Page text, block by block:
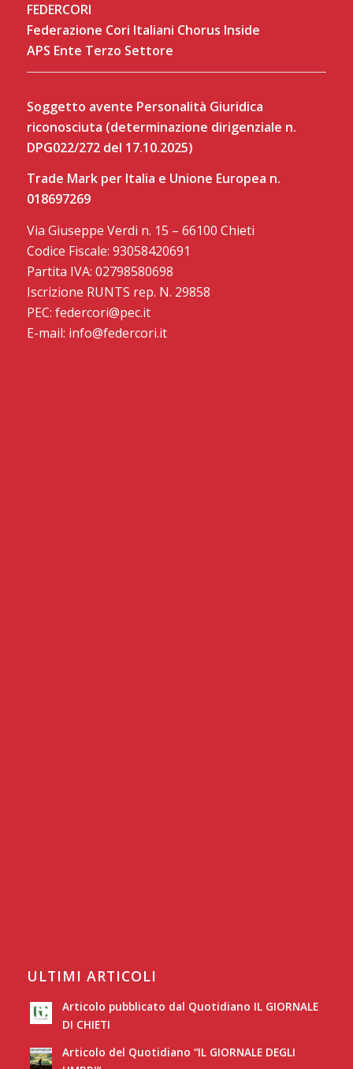
FEDERCORI
Federazione Cori Italiani Chorus Inside
APS Ente Terzo Settore
Soggetto avente Personalità Giuridica
riconosciuta (determinazione dirigenziale n.
DPG022/272 del 17.10.2025)
Trade Mark per Italia e Unione Europea n.
018697269
Via Giuseppe Verdi n. 15 – 66100 Chieti
Codice Fiscale: 93058420691
Partita IVA: 02798580698
Iscrizione RUNTS rep. N. 29858
PEC: federcori@pec.it
E-mail: info@federcori.it
ULTIMI ARTICOLI
Articolo pubblicato dal Quotidiano IL GIORNALE
DI CHIETI
Articolo del Quotidiano “IL GIORNALE DEGLI